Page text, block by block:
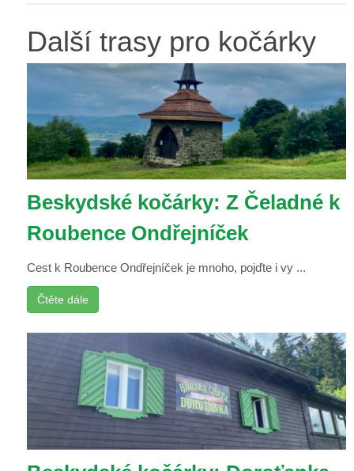
Další trasy pro kočárky
Beskydské kočárky: Z Čeladné k
Roubence Ondřejníček
Cest k Roubence Ondřejníček je mnoho, pojďte i vy ...
Čtěte dále